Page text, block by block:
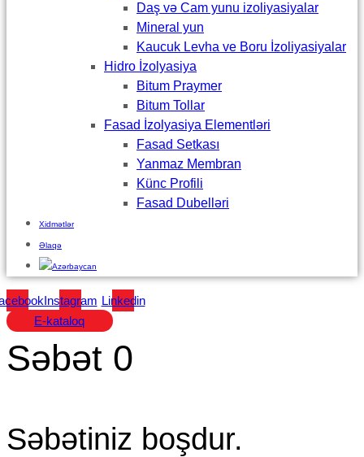
Daş və Cam yunu izoliyasiyalar
Mineral yun
Kaucuk Levha ve Boru İzoliyasiyalar
Hidro İzolyasiya
Bitum Praymer
Bitum Tollar
Fasad İzolyasiya Elementləri
Fasad Setkası
Yanmaz Membran
Künc Profili
Fasad Dubelləri
Xidmətlər
Əlaqə
Instagram Linkedin
E-kataloq
Səbət 0
Səbətiniz boşdur.